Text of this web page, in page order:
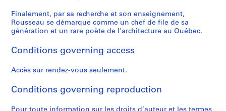
t
r
a
-
'
'
o
n
m
n
u
x
o
a
t
1
9
8
,
1
9
AP066.S3.D11
o
n
r
a
,
n
,
9
7
6
-
1
9
6
r
r
r
r
r
r
r
e
Finalement, par sa recherche et son enseignement,
Rousseau se démarque comme un chef de file de sa
génération et un rare poète de l'architecture au Québec.
Conditions governing access
Accès sur rendez-vous seulement.
Conditions governing reproduction